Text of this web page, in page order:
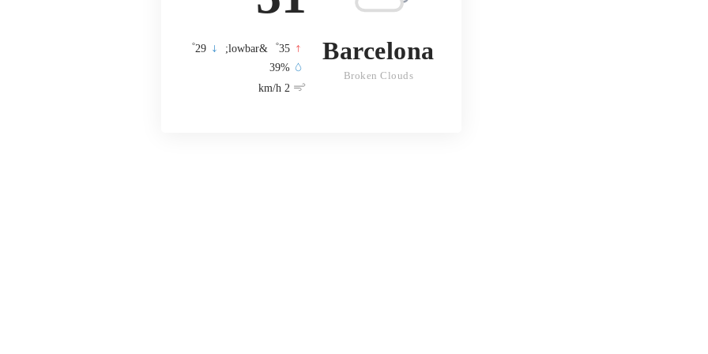
Barcelona
Broken Clouds
35
°
&lowbar;
29
°
39%
2 km/h